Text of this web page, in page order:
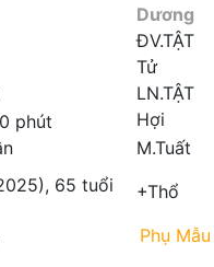
phút
65 tuổi
Dương
ĐV.TẬT
Tử
LN.TẬT
Hợi
M.Tuất
+Thổ
Phụ Mẫu